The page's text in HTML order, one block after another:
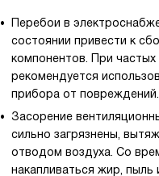
Перебои в
состоянии привести к
компонентов. При
рекомендуется
прибора от повреждений.
Засорение
сильно загрязнены,
отводом воздуха. Со
накапливаться жир,